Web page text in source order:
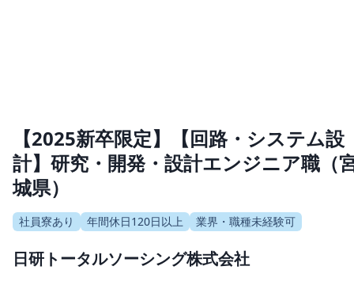
【2025新卒限定】【回路・システム設
計】研究・開発・設計エンジニア職（
城県）
社員寮あり 年間休日120日以上 業界・職種未経験可
日研トータルソーシング株式会社